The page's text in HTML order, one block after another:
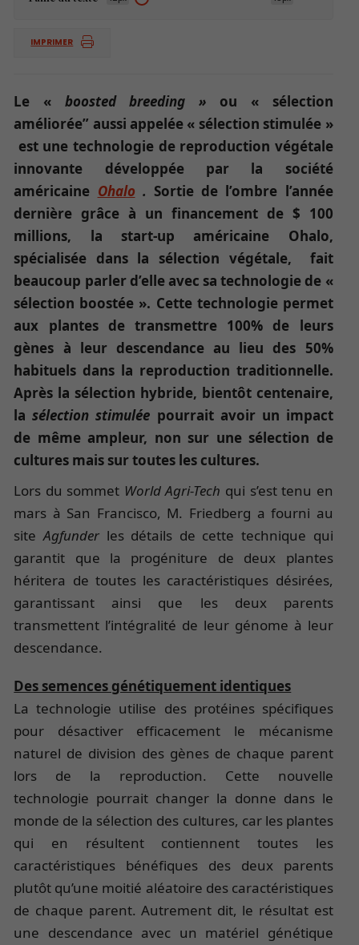
IMPRIMER
Le « boosted breeding » ou « sélection
améliorée” aussi appelée « sélection stimulée »
est une technologie de reproduction végétale
innovante développée par la société
américaine Ohalo . Sortie de l’ombre l’année
dernière grâce à un financement de $ 100
millions, la start-up américaine Ohalo,
spécialisée dans la sélection végétale, fait
beaucoup parler d’elle avec sa technologie de «
sélection boostée ». Cette technologie permet
aux plantes de transmettre 100% de leurs
gènes à leur descendance au lieu des 50%
habituels dans la reproduction traditionnelle.
Après la sélection hybride, bientôt centenaire,
lasélection stimulée pourrait avoir un impact
de même ampleur, non sur une sélection de
cultures mais sur toutes les cultures.
Lors du sommet World Agri-Tech qui s’est tenu en
mars à San Francisco, M. Friedberg a fourni au
siteAgfunder les détails de cette technique qui
garantit que la progéniture de deux plantes
héritera de toutes les caractéristiques désirées,
garantissant ainsi que les deux parents
transmettent l’intégralité de leur génome à leur
descendance.
Des semences génétiquement identiques
La technologie utilise des protéines spécifiques
pour désactiver efficacement le mécanisme
naturel de division des gènes de chaque parent
lors de la reproduction. Cette nouvelle
technologie pourrait changer la donne dans le
monde de la sélection des cultures, car les plantes
qui en résultent contiennent toutes les
caractéristiques bénéfiques des deux parents
plutôt qu’une moitié aléatoire des caractéristiques
de chaque parent. Autrement dit, le résultat est
une descendance avec un matériel génétique